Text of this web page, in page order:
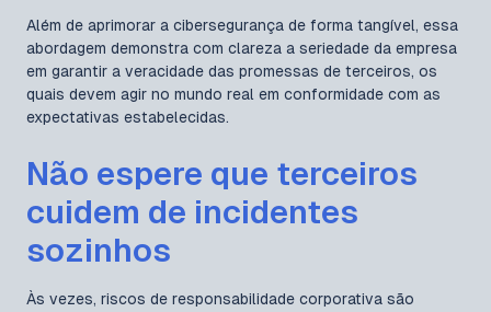
Além de aprimorar a cibersegurança de forma tangível, essa
abordagem demonstra com clareza a seriedade da empresa
em garantir a veracidade das promessas de terceiros, os
quais devem agir no mundo real em conformidade com as
expectativas estabelecidas.
Não espere que terceiros
cuidem de incidentes
sozinhos
Às vezes, riscos de responsabilidade corporativa são